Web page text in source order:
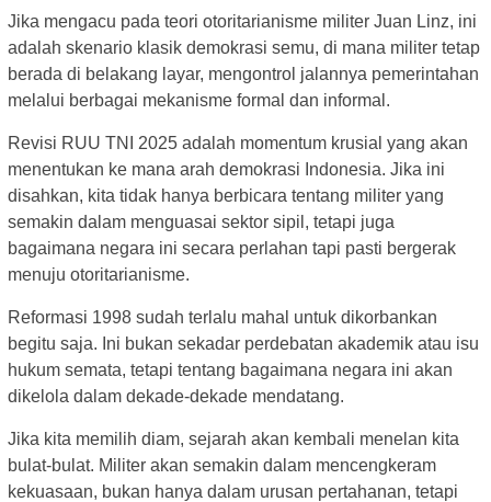
Jika mengacu pada teori otoritarianisme militer Juan Linz, ini
adalah skenario klasik demokrasi semu, di mana militer tetap
berada di belakang layar, mengontrol jalannya pemerintahan
melalui berbagai mekanisme formal dan informal.
Revisi RUU TNI 2025 adalah momentum krusial yang akan
menentukan ke mana arah demokrasi Indonesia. Jika ini
disahkan, kita tidak hanya berbicara tentang militer yang
semakin dalam menguasai sektor sipil, tetapi juga
bagaimana negara ini secara perlahan tapi pasti bergerak
menuju otoritarianisme.
Reformasi 1998 sudah terlalu mahal untuk dikorbankan
begitu saja. Ini bukan sekadar perdebatan akademik atau isu
hukum semata, tetapi tentang bagaimana negara ini akan
dikelola dalam dekade-dekade mendatang.
Jika kita memilih diam, sejarah akan kembali menelan kita
bulat-bulat. Militer akan semakin dalam mencengkeram
kekuasaan, bukan hanya dalam urusan pertahanan, tetapi